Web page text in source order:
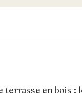
terrasse en bois :